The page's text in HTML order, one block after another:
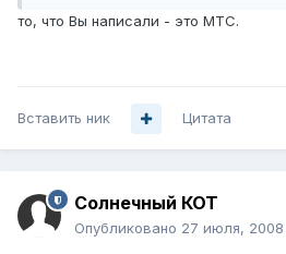
то, что Вы написали - это МТС.
Вставить ник Цитата
Солнечный КОТ
Опубликовано 27 июля, 2008